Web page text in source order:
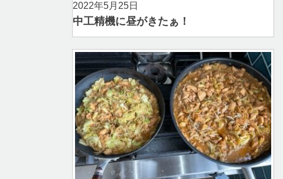
2022年5月25日
中工精機に昼がきたぁ！